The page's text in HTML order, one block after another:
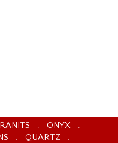
. ONYX .
. QUARTZ .